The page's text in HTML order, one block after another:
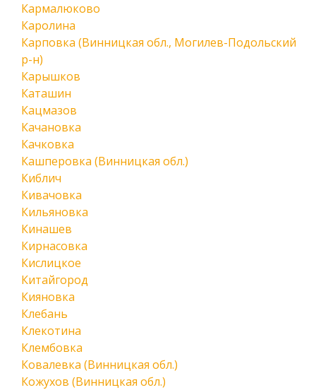
Кармалюково
Каролина
Карповка (Винницкая обл., Могилев-Подольский
р-н)
Карышков
Каташин
Кацмазов
Качановка
Качковка
Кашперовка (Винницкая обл.)
Киблич
Кивачовка
Кильяновка
Кинашев
Кирнасовка
Кислицкое
Китайгород
Кияновка
Клебань
Клекотина
Клембовка
Ковалевка (Винницкая обл.)
Кожухов (Винницкая обл.)